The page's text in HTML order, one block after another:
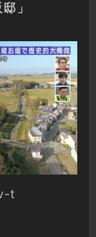
」
t